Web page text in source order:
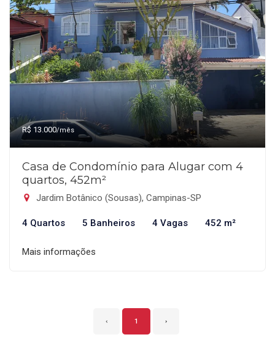
R$ 13.000/mês
Casa de Condomínio para Alugar com 4
quartos, 452m²
Jardim Botânico (Sousas), Campinas-SP
4 Quartos 5 Banheiros 4 Vagas 452 m²
Mais informações
‹ 1 ›